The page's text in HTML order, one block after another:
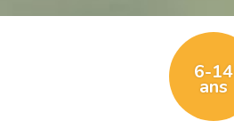
6-14
ans